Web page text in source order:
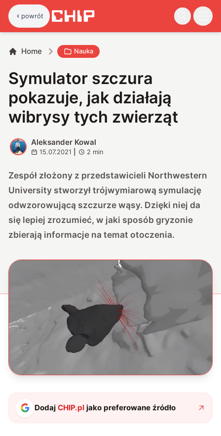
powrót
Home Nauka
Symulator szczura
pokazuje, jak działają
wibrysy tych zwierząt
A
Aleksander Kowal
15.07.2021 2 min
Zespół złożony z przedstawicieli Northwestern
University stworzył trójwymiarową symulację
odwzorowującą szczurze wąsy. Dzięki niej da
się lepiej zrozumieć, w jaki sposób gryzonie
zbierają informacje na temat otoczenia.
DodajCHIP.pl jako preferowane źródło